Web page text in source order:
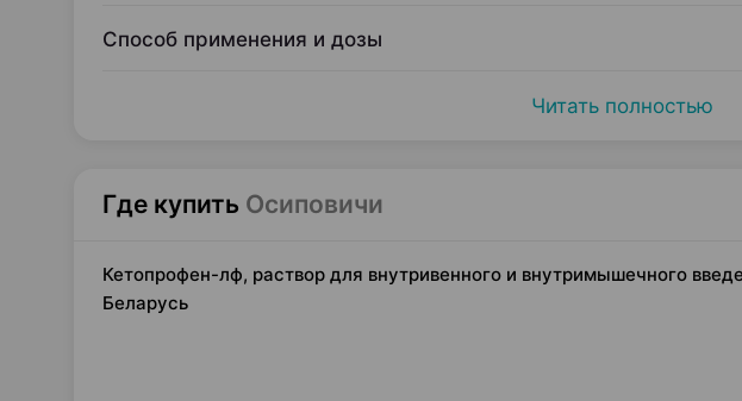
Способ применения и дозы
Читать полностью
Где купить Осиповичи
Кетопрофен-лф, раствор для внутривенного и внутримышечного
Беларусь